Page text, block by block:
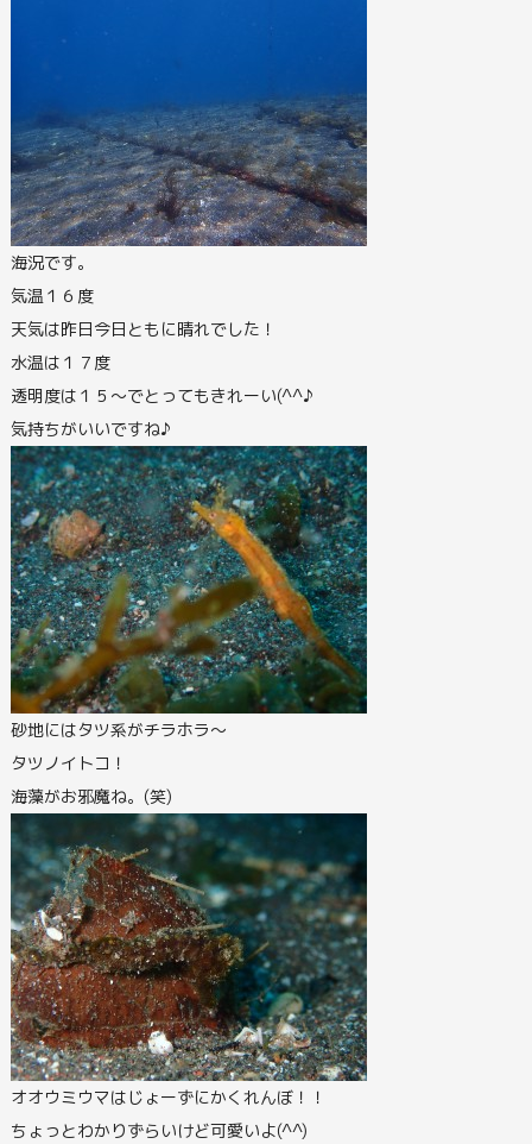
海況です。
気温１６度
天気は昨日今日ともに晴れでした！
水温は１７度
透明度は１５～でとってもきれーい(^^♪
気持ちがいいですね♪
砂地にはタツ系がチラホラ～
タツノイトコ！
海藻がお邪魔ね。(笑)
オオウミウマはじょーずにかくれんぼ！！
ちょっとわかりずらいけど可愛いよ(^^)